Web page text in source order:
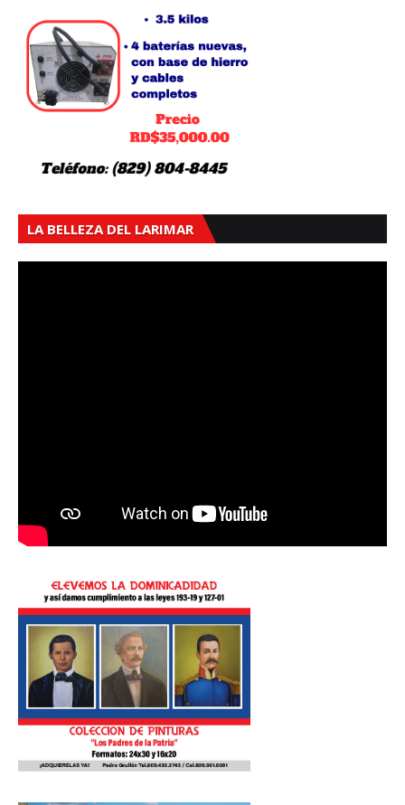
LA BELLEZA DEL LARIMAR